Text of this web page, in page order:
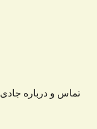
تماس و درباره جادی